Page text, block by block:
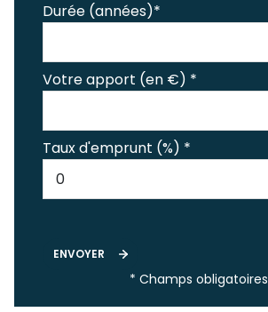
Durée (années)*
Votre apport (en €) *
Taux d'emprunt (%) *
ENVOYER
* Champs obligatoires